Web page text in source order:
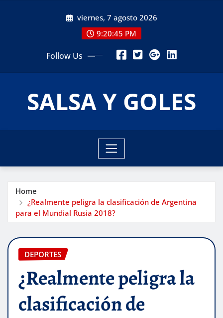
viernes, 7 agosto 2026
9:20:46 PM
Follow Us
SALSA Y GOLES
Home
¿Realmente peligra la clasificación de Argentina
para el Mundial Rusia 2018?
DEPORTES
¿Realmente peligra la
clasificación de